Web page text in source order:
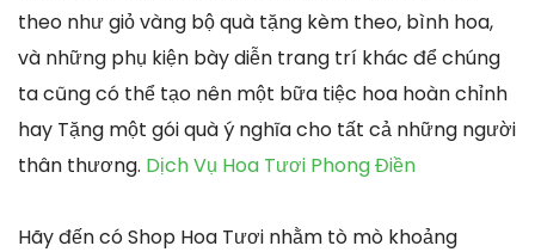
theo như giỏ vàng bộ quà tặng kèm theo, bình hoa,
và những phụ kiện bày diễn trang trí khác để chúng
ta cũng có thể tạo nên một bữa tiệc hoa hoàn chỉnh
hay Tặng một gói quà ý nghĩa cho tất cả những người
thân thương. Dịch Vụ Hoa Tươi Phong Điền
Hãy đến có Shop Hoa Tươi nhằm tò mò khoảng